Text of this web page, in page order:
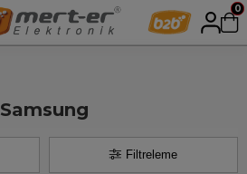
0
Samsung
Filtreleme